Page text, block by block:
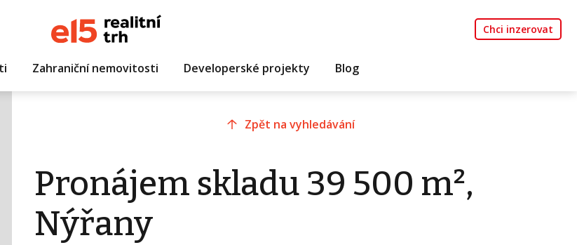
Chci inzerovat
Zahraniční nemovitosti Developerské projekty Blog
Zpět na vyhledávání
Pronájem skladu 39 500 m²,
Nýřany